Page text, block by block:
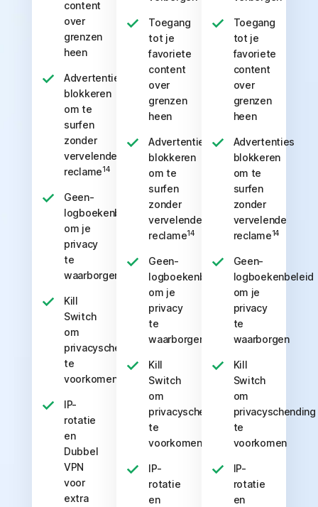
content
over
grenzen
heen
Advertenties
blokkeren
om te
surfen
zonder
vervelende
reclame14
Geen-
logboekenbeleid
om je
privacy
te
waarborgen
Kill
Switch
om
privacyschending
te
voorkomen
IP-
rotatie
en
Dubbel
VPN
voor
extra
Toegang
tot je
favoriete
content
over
grenzen
heen
Advertenties
blokkeren
om te
surfen
zonder
vervelende
reclame14
Geen-
logboekenbeleid
om je
privacy
te
waarborgen
Kill
Switch
om
privacyschending
te
voorkomen
IP-
rotatie
en
Toegang
tot je
favoriete
content
over
grenzen
heen
Advertenties
blokkeren
om te
surfen
zonder
vervelende
reclame14
Geen-
logboekenbeleid
om je
privacy
te
waarborgen
Kill
Switch
om
privacyschending
te
voorkomen
IP-
rotatie
en